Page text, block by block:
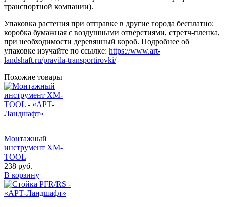
транспортной компании).
Упаковка растения при отправке в другие города бесплатно:
коробка бумажная с воздушными отверстиями, стретч-пленка,
при необходимости деревянный короб. Подробнее об
упаковке изучайте по ссылке: https://www.art-
landshaft.ru/pravila-transportirovki/
Похожие товары
Монтажный
инструмент XM-
TOOL
238 руб.
В корзину